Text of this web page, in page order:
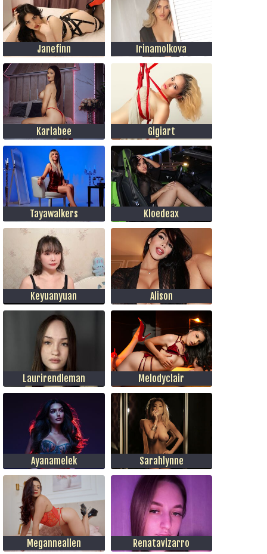
Janefinn Irinamolkova
Karlabee Gigiart
Tayawalkers Kloedeax
Keyuanyuan Alison
Laurirendleman Melodyclair
Ayanamelek Sarahlynne
Meganneallen Renatavizarro